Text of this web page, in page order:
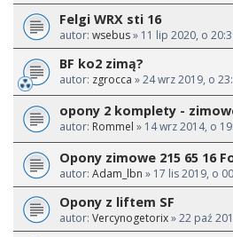
Felgi WRX sti 16
autor: wsebus» 11 lip 2020, o
BF ko2 zimą?
autor: zgrocca » 24 wrz 2019, o
opony 2 komplety -
autor: Rommel » 14 wrz 2014, o
Opony zimowe 215 65 16
autor: Adam_lbn » 17 lis 2019, o
Opony z liftem SF
autor: Vercynogetorix» 22 paź